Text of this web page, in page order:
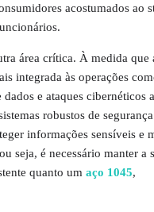
acostumados ao
área crítica. À medida que
integrada às operações
e ataques cibernéticos
robustos de
informações sensíveis e
seja, é necessário manter a
quanto um aço 1045,